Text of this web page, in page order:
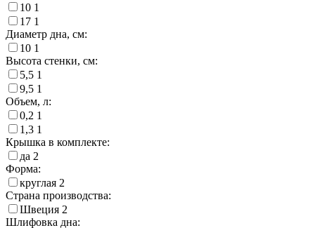
10 1
17 1
Диаметр дна, см:
10 1
Высота стенки, см:
5,5 1
9,5 1
Объем, л:
0,2 1
1,3 1
Крышка в комплекте:
да 2
Форма:
круглая 2
Страна производства:
Швеция 2
Шлифовка дна: